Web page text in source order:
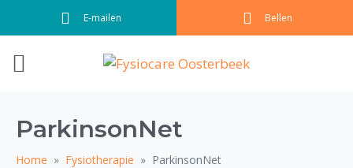
E-mailen Bellen
ParkinsonNet
Home Fysiotherapie ParkinsonNet